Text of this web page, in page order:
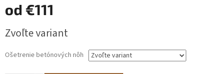
od €111
cena:
Zvoľte variant
Ošetrenie betónových nôh